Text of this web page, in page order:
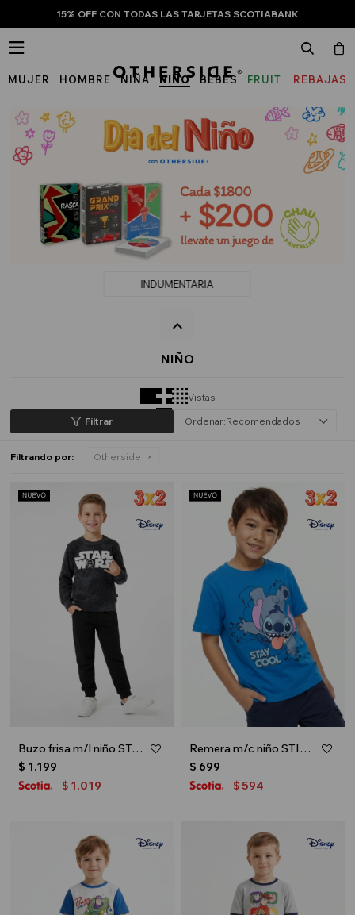
15% OFF CON TODAS LAS TARJETAS SCOTIABANK
MUJER HOMBRE NIÑA NIÑO BEBÉS
FRUIT
THE
LOOM
REBAJAS

INDUMENTARIA
NIÑO
Vistas
Recomendados
Filtrando por: Otherside
Buzo frisa m/l niño STAR WARS - Negro
$ 1.199
$ 1.019
Remera m/c niño STITCH - Azul
$ 699
$ 594